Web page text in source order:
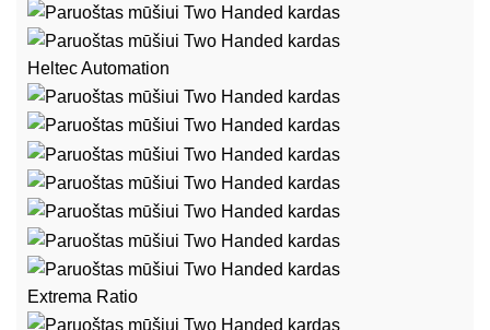
Heltec Automation
Extrema Ratio